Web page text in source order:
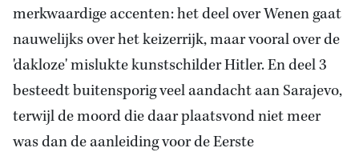
merkwaardige accenten: het deel over Wenen gaat
nauwelijks over het keizerrijk, maar vooral over de
'dakloze' mislukte kunstschilder Hitler. En deel 3
besteedt buitensporig veel aandacht aan Sarajevo,
terwijl de moord die daar plaatsvond niet meer
was dan de aanleiding voor de Eerste